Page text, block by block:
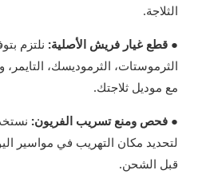
الثلاجة.
● قطع غيار فريش الأصلية: نلتزم
الثرموستات، الثرموديسك، التايمر،
مع موديل ثلاجتك.
● فحص ومنع تسريب الفريون:
لتحديد مكان التهريب في مواسير
قبل الشحن.